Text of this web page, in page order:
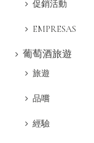
促銷活動
EMPRESAS
葡萄酒旅遊
旅遊
品嚐
經驗